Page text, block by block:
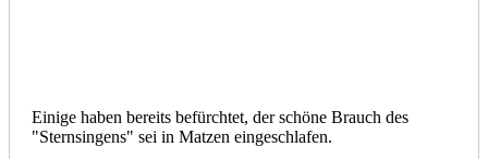
Einige haben bereits befürchtet, der schöne Brauch des
"Sternsingens" sei in Matzen eingeschlafen.